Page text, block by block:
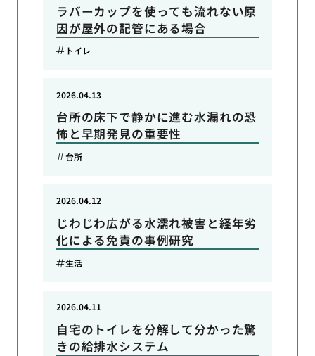
ラバーカップを使っても流れない原
因が屋外の配管にある場合
トイレ
台所の床下で静かに進む水漏れの恐
怖と早期発見の重要性
2026.04.13
台所
じわじわ広がる水濡れ被害と経年劣
化による免責の事例研究
2026.04.12
生活
自宅のトイレを分解して分かった驚
きの給排水システム
2026.04.11